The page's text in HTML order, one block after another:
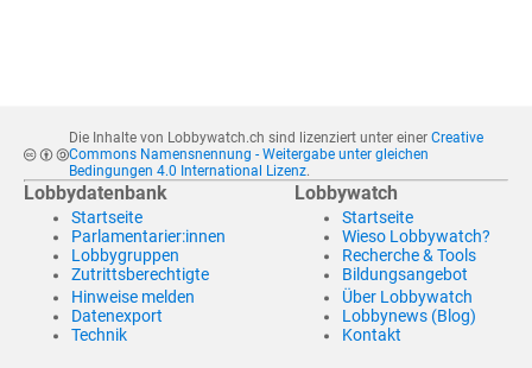
Die Inhalte von Lobbywatch.ch sind lizenziert unter einer Creative
Commons Namensnennung - Weitergabe unter gleichen
Bedingungen 4.0 International Lizenz.
Lobbydatenbank
Startseite
Parlamentarier:innen
Lobbygruppen
Zutrittsberechtigte
Hinweise melden
Datenexport
Technik
Lobbywatch
Startseite
Wieso Lobbywatch?
Recherche & Tools
Bildungsangebot
Über Lobbywatch
Lobbynews (Blog)
Kontakt